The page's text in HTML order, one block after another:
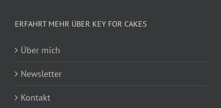
ERFAHRT MEHR ÜBER KEY FOR CAKES
Über mich
Newsletter
Kontakt